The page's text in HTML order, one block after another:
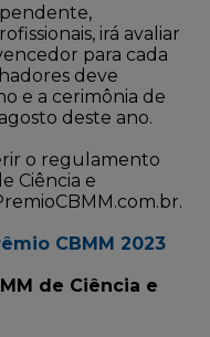
irá avaliar
para cada
deve
e a cerimônia de
deste ano.
o regulamento
Ciência e
r.
CBMM 2023
de Ciência e